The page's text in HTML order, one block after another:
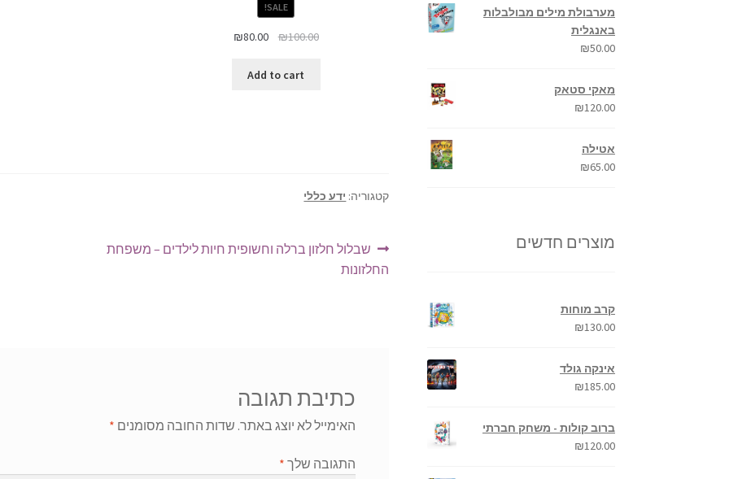
SALE!
₪100.00
₪80.00
Add to cart
קטגוריה: ידע כללי
ניווט
הפוסט
הקודם:
שבלול חלזון ברלה וחשופית חיות לילדים – משפחת
החלזונות
כתיבת תגובה
האימייל לא יוצג באתר. שדות החובה מסומנים *
התגובה שלך *
מערבולת מילים מבולבלות
באנגלית
₪50.00
מאקי סטאק
₪120.00
אטילה
₪65.00
מוצרים חדשים
קרב מוחות
₪130.00
אינקה גולד
₪185.00
ברוב קולות - משחק חברתי
₪120.00